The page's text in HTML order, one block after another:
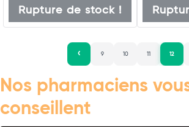
Rupture de stock !
9 10 11 12
Nos pharmaciens
conseillent